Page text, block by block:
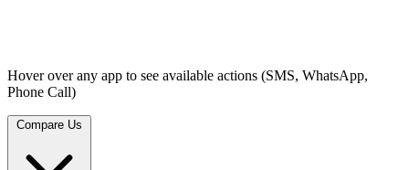
Hover over any app to see available actions (SMS, WhatsApp,
Phone Call)